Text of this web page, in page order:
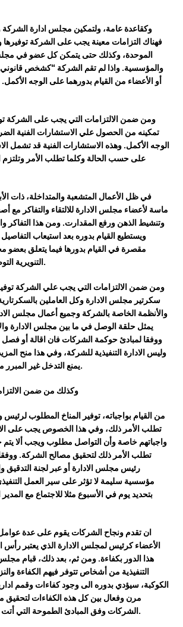
وكقاعدة عامة، ولتمكين مجلس ادارة
فهناك التزامات معينة يجب علىالشركة
الموحدة، وكذلك حتى يتمكن كل عضو في مجلس
والمؤسسية. واذا لم تقم الشركة “كشخص قانوني
أو الأعضاء من القيام بدورهما على الوجه
ومن ضمن الالتزامات التي يجب على الشركة
تمكينه من الحصول علي الاستشارات الفنية
الوجه الأكمل. وهذه الاستشارات الفنية قد تشمل
على حسب الحالة وكلما تطلب الأمر
في ظل الأعمال المتشعبة والمتداخلة، ذات
ماسة لأعضاء مجلس الادارة للالتقاء والتفاكر مع
وتنشيط الذهن ورفع المقدارت. ومن هذا التفاكر
ويستطيع القيام بدوره بعد استيعاب التفاصيل
مقصرة في القيام بدورها فيما يتعلق بعضو
التنويرية التوضيحية لما لها من فوائد عديدة تعود في نهاية الأمر لصالح الشركة.
ومن ضمن الالتزامات التي يجب علي الشركة
سكرتير مجلس الادارة وكل العاملين
والأنظمة الخاصة بالشركة وجميع أعمال مجلس
يمثل حلقة الوصل في ما بين مجلس الادارة
ووفقا لمبادئ حوكمة الشركات فان اقالة أو
وليس الادارة التنفيذية للشركة، وفي هذا منح
يمنع التدخل غير المبرر.
وكذلك من ضمن
من القيام بواجباته، توفير المناخ المطلوب
تطلب الأمر ذلك، وفي هذا الخصوص يجب على
واجباتهم خاصة وأن التواصل مطلوب ويجب ألا
تطلب الأمر ذلك لتحقيق مصالح الشركة.
رئيس مجلس الادارة أو عبر لجنة التدقيق
مؤسسيةسليمة لا تؤثر على سير العمل
بتحديد يوم في الأسبوع مثلا للاجتماع مع
ان تقدم ونجاح الشركات يقوم على عدة
الأعضاء كرئيسلمجلسالادارة الذي يعتبر
هذا الدور بكفاءة. ومن ثم، بعد ذلك،قبام
التنفيذية من أشخاص تتوفر فيهم الكفاءة
الكوكبة، سيؤدي بدوره الى وجود كفاءات وقمم
مرنوفعالبين كل هذه الكفاءاتلتحقيق
الشركاتوفق المبادئ الطموحة التي أتت .